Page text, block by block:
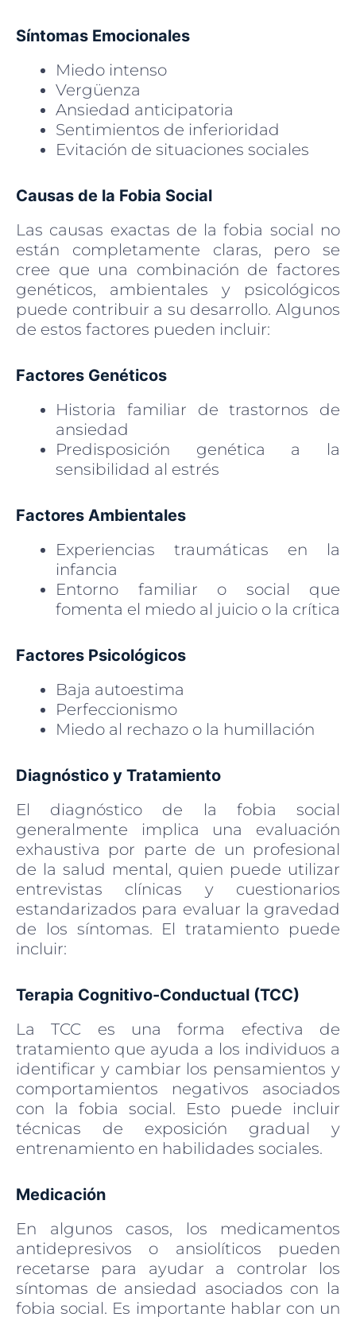
Síntomas Emocionales
Miedo intenso
Vergüenza
Ansiedad anticipatoria
Sentimientos de inferioridad
Evitación de situaciones sociales
Causas de la Fobia Social
Las causas exactas de la fobia social no
están completamente claras, pero se
cree que una combinación de factores
genéticos, ambientales y psicológicos
puede contribuir a su desarrollo. Algunos
de estos factores pueden incluir:
Factores Genéticos
Historia familiar de trastornos de
ansiedad
Predisposición genética a la
sensibilidad al estrés
Factores Ambientales
Experiencias traumáticas en la
infancia
Entorno familiar o social que
fomenta el miedo al juicio o la crítica
Factores Psicológicos
Baja autoestima
Perfeccionismo
Miedo al rechazo o la humillación
Diagnóstico y Tratamiento
El diagnóstico de la fobia social
generalmente implica una evaluación
exhaustiva por parte de un profesional
de la salud mental, quien puede utilizar
entrevistas clínicas y cuestionarios
estandarizados para evaluar la gravedad
de los síntomas. El tratamiento puede
incluir:
Terapia Cognitivo-Conductual (TCC)
La TCC es una forma efectiva de
tratamiento que ayuda a los individuos a
identificar y cambiar los pensamientos y
comportamientos negativos asociados
con la fobia social. Esto puede incluir
técnicas de exposición gradual y
entrenamiento en habilidades sociales.
Medicación
En algunos casos, los medicamentos
antidepresivos o ansiolíticos pueden
recetarse para ayudar a controlar los
síntomas de ansiedad asociados con la
fobia social. Es importante hablar con un